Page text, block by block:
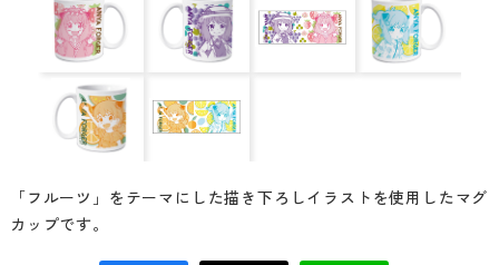
「フルーツ」をテーマにした描き下ろしイラストを使用したマグ
カップです。